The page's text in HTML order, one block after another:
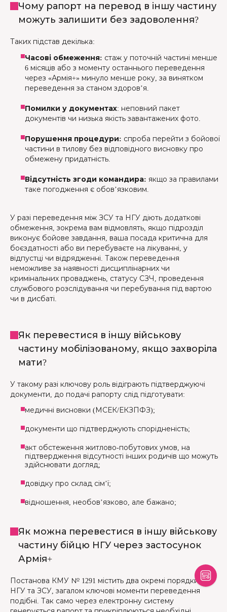
Чому рапорт на перевод в іншу частину
можуть залишити без задоволення?
Таких підстав декілька:
Часові обмеження: стаж у поточній частині менше
6 місяців або з моменту останнього переведення
через «Армія+» минуло менше року, за винятком
переведення за станом здоров’я.
Помилки у документах: неповний пакет
документів чи низька якість завантажених фото.
Порушення процедури: спроба перейти з бойової
частини в тилову без відповідного висновку про
обмежену придатність.
Відсутність згоди командира: якщо за правилами
таке погодження є обов’язковим.
У разі переведення між ЗСУ та НГУ діють додаткові
обмеження, зокрема вам відмовлять, якщо підрозділ
виконує бойове завдання, ваша посада критична для
боєздатності або ви перебуваєте на лікуванні, у
відпустці чи відрядженні. Також переведення
неможливе за наявності дисциплінарних чи
кримінальних проваджень, статусу СЗЧ, проведення
службового розслідування чи перебування під вартою
чи в дисбаті.
Як перевестися в іншу військову
частину мобілізованому, якщо захворіла
мати?
У такому разі ключову роль відіграють підтверджуючі
документи, до подачі рапорту слід підготувати:
медичні висновки (МСЕК/ЕКЗПФЗ);
документи що підтверджують спорідненість;
акт обстеження житлово-побутових умов, на
підтвердження відсутності інших родичів що можуть
здійснювати догляд;
довідку про склад сім’ї;
відношення, необов’язково, але бажано;
Як можна перевестися в іншу військову
частину бійцю НГУ через застосунок
Армія+
Постанова КМУ № 1291 містить два окремі порядки для
НГУ та ЗСУ, загалом ключові моменти переведення
подібні. Так само через електронну систему